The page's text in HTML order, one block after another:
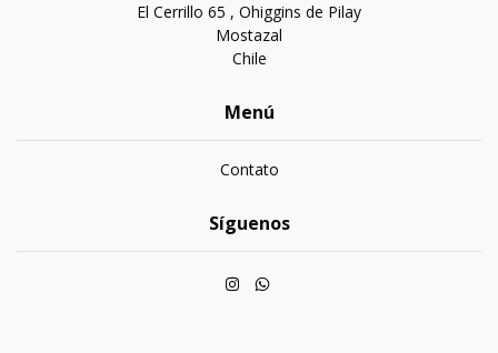
El Cerrillo 65 , Ohiggins de Pilay
Mostazal
Chile
Menú
Contato
Síguenos